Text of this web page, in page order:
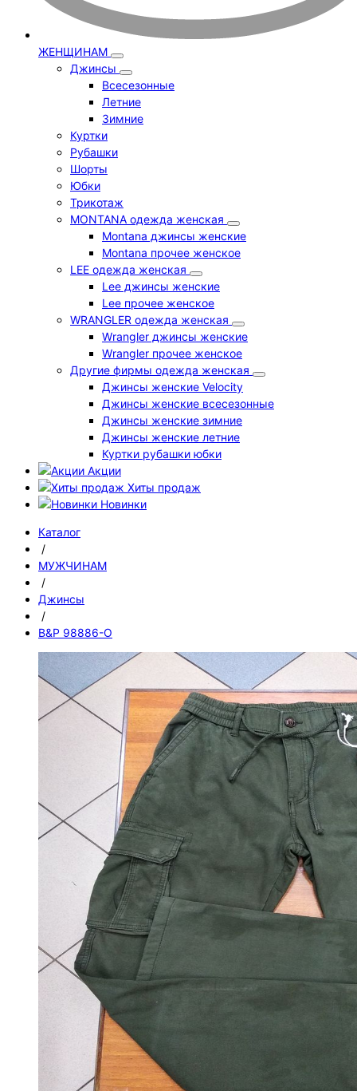
ЖЕНЩИНАМ
Джинсы
Всесезонные
Летние
Зимние
Куртки
Рубашки
Шорты
Юбки
Трикотаж
MONTANA одежда женская
Montana джинсы женские
Montana прочее женское
LEE одежда женская
Lee джинсы женские
Lee прочее женское
WRANGLER одежда женская
Wrangler джинсы женские
Wrangler прочее женское
Другие фирмы одежда женская
Джинсы женские Velocity
Джинсы женские всесезонные
Джинсы женские зимние
Джинсы женские летние
Куртки рубашки юбки
Акции
Хиты продаж
Новинки
Каталог
/
МУЖЧИНАМ
/
Джинсы
/
B&P 98886-O